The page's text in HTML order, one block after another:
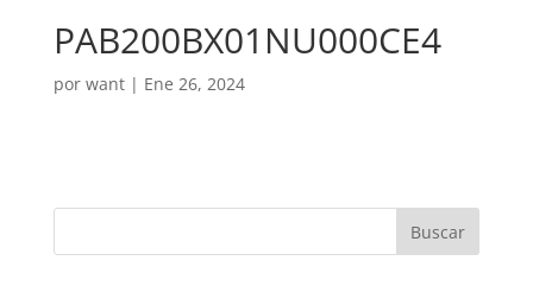
PAB200BX01NU000CE4
por want| Ene 26, 2024